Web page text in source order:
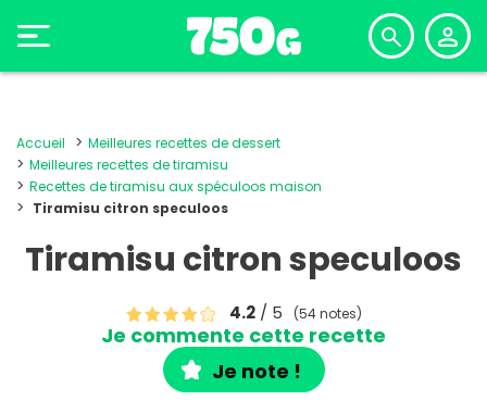
Accueil
Meilleures recettes de dessert
Meilleures recettes de tiramisu
Recettes de tiramisu aux spéculoos maison
Tiramisu citron speculoos
Tiramisu citron speculoos
4.2/ 5 (54 notes)
Je commente cette recette
Je note !